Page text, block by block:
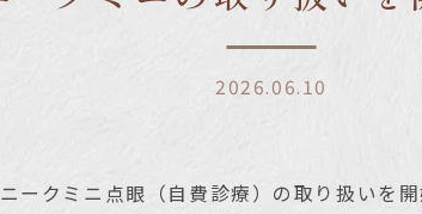
2026.06.10
ークミニ点眼（自費診療）の取り扱いを開